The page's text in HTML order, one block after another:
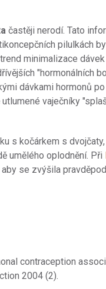
častěji nerodí. Tato
pilulkách
minimalizace
"hormonálních
dávkami hormonů
vaječníky
s kočárkem s
umělého oplodnění. Při
se zvýšila
contraception
2004 (2).